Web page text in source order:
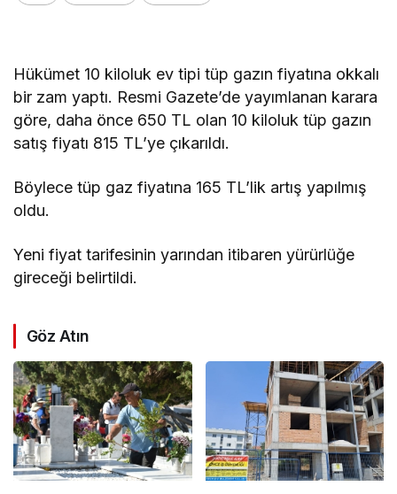
Hükümet 10 kiloluk ev tipi tüp gazın fiyatına okkalı
bir zam yaptı. Resmi Gazete’de yayımlanan karara
göre, daha önce 650 TL olan 10 kiloluk tüp gazın
satış fiyatı 815 TL’ye çıkarıldı.
Böylece tüp gaz fiyatına 165 TL’lik artış yapılmış
oldu.
Yeni fiyat tarifesinin yarından itibaren yürürlüğe
gireceği belirtildi.
Göz Atın